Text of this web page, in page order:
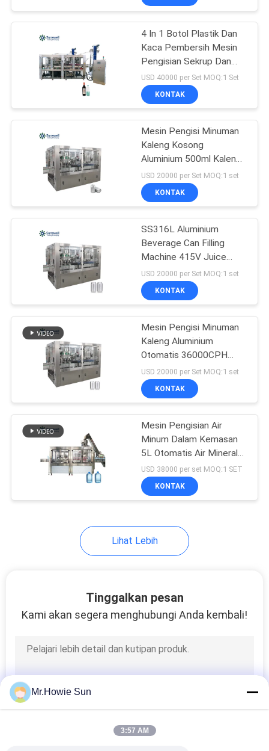
Machine
Shrink Packaging
Equipment
Piston Filling
Machine
Automatic Blow
Molding Machine
Machine
PET Preform Bottle
18
4 In 1 Botol Plastik Dan
Kaca Pembersih Mesin
Pengisian Sekrup Dan
ROPP Seal
USD 40000 per Set MOQ:1 Set
KONTAK
Mesin Pengisi Minuman
Kaleng Kosong
Aluminium 500ml Kaleng
Jus Otomatis 2000CPH
USD 20000 per Set MOQ:1 set
KONTAK
SS316L Aluminium
Beverage Can Filling
Machine 415V Juice
Rotary Canning
USD 20000 per Set MOQ:1 set
KONTAK
Mesin Pengisi Minuman
Kaleng Aluminium
Otomatis 36000CPH
SS304 Pengoperasian
Mudah Kaleng Jus
USD 20000 per Set MOQ:1 set
KONTAK
Mesin Pengisian Air
Minum Dalam Kemasan
5L Otomatis Air Mineral
4000BPH
USD 38000 per set MOQ:1 SET
KONTAK
Lihat Lebih
Tinggalkan pesan
Kami akan segera menghubungi Anda kembali!
Mr.Howie Sun
3:57 AM